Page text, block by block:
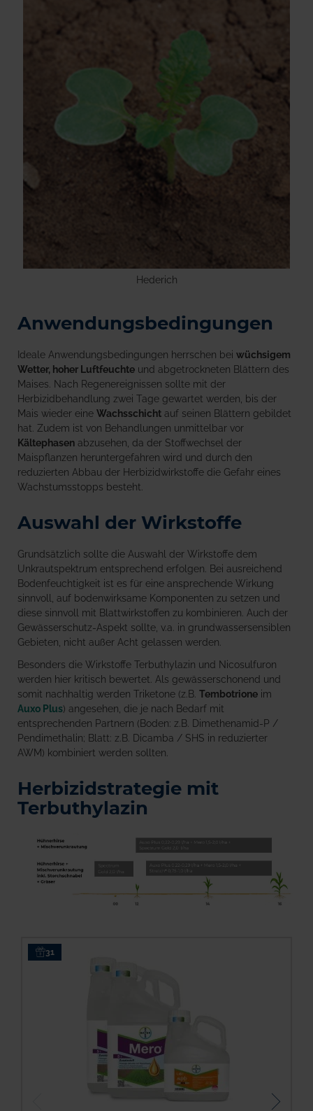
Hederich
Anwendungsbedingungen
Ideale Anwendungsbedingungen herrschen bei wüchsigem
Wetter, hoher Luftfeuchte und abgetrockneten Blättern des
Maises. Nach Regenereignissen sollte mit der
Herbizidbehandlung zwei Tage gewartet werden, bis der
Mais wieder eine Wachsschicht auf seinen Blättern gebildet
hat. Zudem ist von Behandlungen unmittelbar vor
Kältephasen abzusehen, da der Stoffwechsel der
Maispflanzen heruntergefahren wird und durch den
reduzierten Abbau der Herbizidwirkstoffe die Gefahr eines
Wachstumsstopps besteht.
Auswahl der Wirkstoffe
Grundsätzlich sollte die Auswahl der Wirkstoffe dem
Unkrautspektrum entsprechend erfolgen. Bei ausreichend
Bodenfeuchtigkeit ist es für eine ansprechende Wirkung
sinnvoll, auf bodenwirksame Komponenten zu setzen und
diese sinnvoll mit Blattwirkstoffen zu kombinieren. Auch der
Gewässerschutz-Aspekt sollte, v.a. in grundwassersensiblen
Gebieten, nicht außer Acht gelassen werden.
Besonders die Wirkstoffe Terbuthylazin und Nicosulfuron
werden hier kritisch bewertet. Als gewässerschonend und
somit nachhaltig werden Triketone (z.B. Tembotrione im
Auxo Plus) angesehen, die je nach Bedarf mit
entsprechenden Partnern (Boden: z.B. Dimethenamid-P /
Pendimethalin; Blatt: z.B. Dicamba / SHS in reduzierter
AWM) kombiniert werden sollten.
Herbizidstrategie mit
Terbuthylazin
31